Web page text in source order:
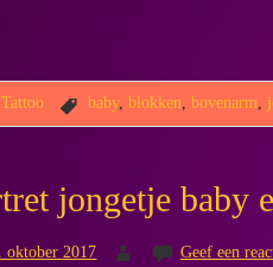
Tattoo baby,blokken ,bovenarm
jongetje baby
oktober 2017 Geef een